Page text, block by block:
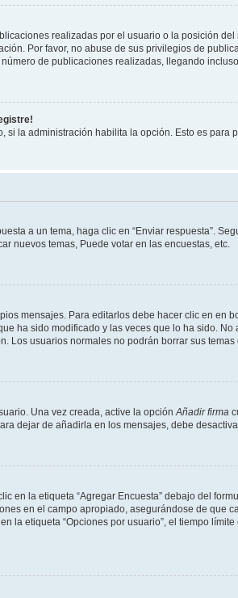
realizadas por el usuario o la posición
Por favor, no abuse de sus privilegios de
de publicaciones realizadas, llegando
la administración habilita la opción. Esto es
a un tema, haga clic en “Enviar respuesta”.
nuevos temas, Puede votar en las encuestas, etc.
mensajes. Para editarlos debe hacer clic en en
ha sido modificado y las veces que lo ha sido.
Los usuarios normales no podrán borrar sus
Una vez creada, active la opción Añadir firma
dejar de añadirla en los mensajes, debe
en la etiqueta “Agregar Encuesta” debajo del
en el campo apropiado, asegurándose de que
la etiqueta “Opciones por usuario”, el tiempo